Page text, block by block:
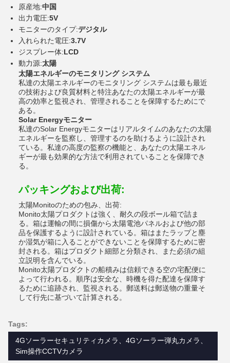
原産地:中国
出力電圧:5V
モニターのタイプ:デジタル
入れられた電圧:3.7V
ジスプレー体:LCD
動力源:太陽
太陽エネルギーのモニタリング システム
私達の太陽エネルギーのモニタリング システムは最も最近
の技術および良質材料と特注あなたの太陽エネルギーが最
高の効率と監視され、管理されることを保障するためにで
ある。
Solar Energyモニター
私達のSolar Energyモニターはリアルタイムのあなたの太陽
エネルギーを監察し、管理するのを助けるように設計され
ている。私達の高度の監察の機能と、あなたの太陽エネル
ギーが最も効果的な方法で利用されていることを保障でき
る。
パッキングおよび出荷:
太陽Monitoのための包み、出荷:
Monito太陽プロダクトは強く、耐久の段ボール箱で詰ま
る。箱は運輸の間に損傷から太陽電池パネルおよび他の部
品を保護するように設計されている。箱はまたラップと塵
か湿気が箱に入ることができないことを保障するために密
封される。箱はプロダクト細部と分類され、また必須の組
立説明を含んでいる。
Monito太陽プロダクトの船積みは信頼できる空の宅配便に
よって行われる。順序は安全な、時機を得た配達を保障す
るために追跡され、監視される。郵送料は郵送物の重量そ
して行先に基づいて計算される。
Tags:
4Gソーラーセキュリティカメラ、4Gソーラー弾丸カメラ、
Sim操作CCTVカメラ